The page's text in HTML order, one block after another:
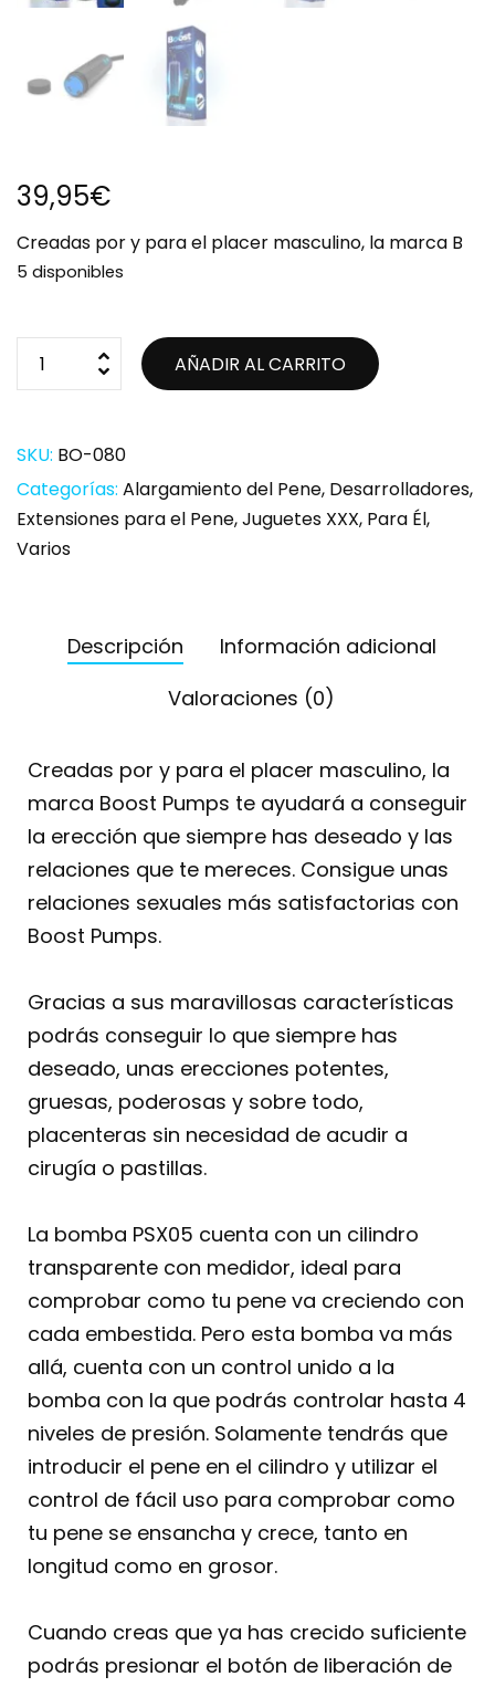
39,95€
Creadas por y para el placer masculino, la marca B
5 disponibles
AÑADIR AL CARRITO
SKU: BO-080
Categorías: Alargamiento del Pene, Desarrolladores,
Extensiones para el Pene,Juguetes XXX, Para Él,
Varios
Descripción
Información adicional
Valoraciones (0)
Creadas por y para el placer masculino, la
marca Boost Pumps te ayudará a conseguir
la erección que siempre has deseado y las
relaciones que te mereces. Consigue unas
relaciones sexuales más satisfactorias con
Boost Pumps.
Gracias a sus maravillosas características
podrás conseguir lo que siempre has
deseado, unas erecciones potentes,
gruesas, poderosas y sobre todo,
placenteras sin necesidad de acudir a
cirugía o pastillas.
La bomba PSX05 cuenta con un cilindro
transparente con medidor, ideal para
comprobar como tu pene va creciendo con
cada embestida. Pero esta bomba va más
allá, cuenta con un control unido a la
bomba con la que podrás controlar hasta 4
niveles de presión. Solamente tendrás que
introducir el pene en el cilindro y utilizar el
control de fácil uso para comprobar como
tu pene se ensancha y crece, tanto en
longitud como en grosor.
Cuando creas que ya has crecido suficiente
podrás presionar el botón de liberación de